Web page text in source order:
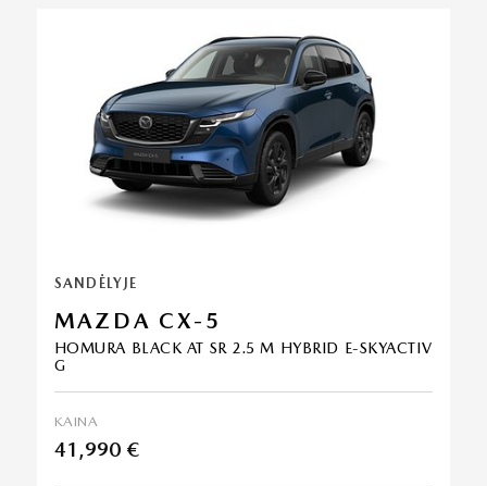
SANDĖLYJE
MAZDA CX-5
HOMURA BLACK AT SR 2.5 M HYBRID E-SKYACTIV
G
KAINA
41,990 €